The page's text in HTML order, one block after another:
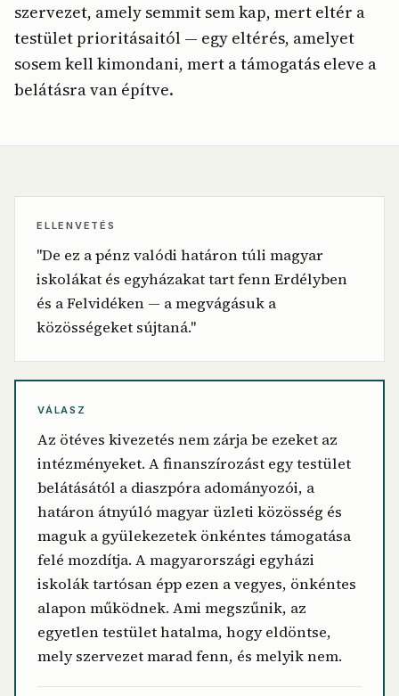
szervezet, amely semmit sem kap, mert eltér a
testület prioritásaitól — egy eltérés, amelyet
sosem kell kimondani, mert a támogatás eleve a
belátásra van építve.
ELLENVETÉS
"De ez a pénz valódi határon túli magyar
iskolákat és egyházakat tart fenn Erdélyben
és a Felvidéken — a megvágásuk a
közösségeket sújtaná."
VÁLASZ
Az ötéves kivezetés nem zárja be ezeket az
intézményeket. A finanszírozást egy testület
belátásától a diaszpóra adományozói, a
határon átnyúló magyar üzleti közösség és
maguk a gyülekezetek önkéntes támogatása
felé mozdítja. A magyarországi egyházi
iskolák tartósan épp ezen a vegyes, önkéntes
alapon működnek. Ami megszűnik, az
egyetlen testület hatalma, hogy eldöntse,
mely szervezet marad fenn, és melyik nem.